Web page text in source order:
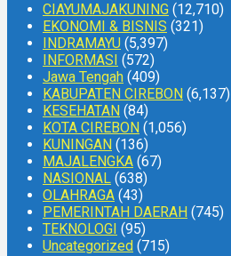
CIAYUMAJAKUNING (12,710)
EKONOMI & BISNIS (321)
INDRAMAYU (5,397)
INFORMASI (572)
Jawa Tengah (409)
KABUPATEN CIREBON (6,137)
KESEHATAN (84)
KOTA CIREBON (1,056)
KUNINGAN (136)
MAJALENGKA (67)
NASIONAL (638)
OLAHRAGA (43)
PEMERINTAH DAERAH (745)
TEKNOLOGI (95)
Uncategorized (715)